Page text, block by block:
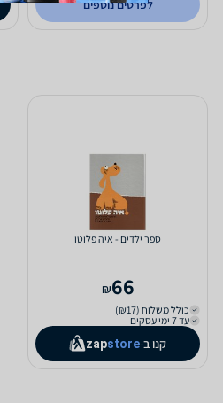
לפרטים נוספים
ספר ילדים - איה פלוטו
66
₪
כולל משלוח (₪17)
עד 7 ימי עסקים
קנו ב- zapstore